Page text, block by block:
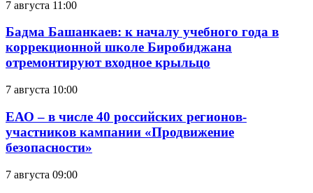
7 августа 11:00
Бадма Башанкаев: к началу учебного года в
коррекционной школе Биробиджана
отремонтируют входное крыльцо
7 августа 10:00
ЕАО – в числе 40 российских регионов-
участников кампании «Продвижение
безопасности»
7 августа 09:00